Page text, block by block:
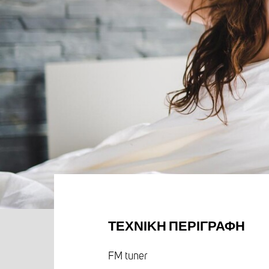
ΤΕΧΝΙΚΉ ΠΕΡΙΓΡΑΦΉ
FM tuner